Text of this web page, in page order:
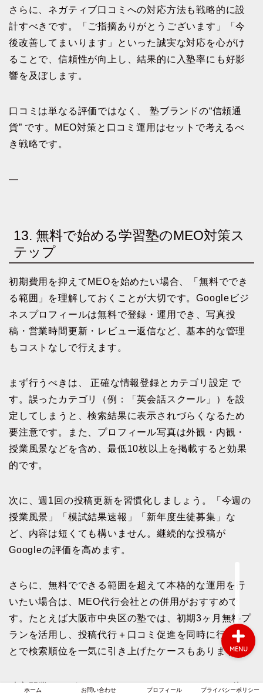
さらに、ネガティブ口コミへの対応方法も戦略的に設
計すべきです。「ご指摘ありがとうございます」「今
後改善してまいります」といった誠実な対応を心がけ
ることで、信頼性が向上し、結果的に入塾率にも好影
響を及ぼします。
口コミは単なる評価ではなく、 塾ブランドの“信頼通
貨” です。MEO対策と口コミ運用はセットで考えるべ
き戦略です。
—
13. 無料で始める学習塾のMEO対策ス
テップ
初期費用を抑えてMEOを始めたい場合、「無料ででき
る範囲」を理解しておくことが大切です。Googleビジ
ネスプロフィールは無料で登録・運用でき、写真投
稿・営業時間更新・レビュー返信など、基本的な管理
もコストなしで行えます。
まず行うべきは、 正確な情報登録とカテゴリ設定 で
す。誤ったカテゴリ（例：「英会話スクール」）を設
定してしまうと、検索結果に表示されづらくなるため
要注意です。また、プロフィール写真は外観・内観・
授業風景などを含め、最低10枚以上を掲載すると効果
的です。
次に、週1回の投稿更新を習慣化しましょう。「今週の
授業風景」「模試結果速報」「新年度生徒募集」な
ど、内容は短くても構いません。継続的な投稿が
Googleの評価を高めます。
さらに、無料でできる範囲を超えて本格的な運用を行
いたい場合は、MEO代行会社との併用がおすすめで
す。たとえば大阪市中央区の塾では、初期3ヶ月無料プ
ランを活用し、投稿代行＋口コミ促進を同時に行うこ
とで検索順位を一気に引き上げたケースもあります。
独立開業したばかりのオーナーや、フランチャイズ加
ホーム お問い合わせ プロフィール プライバシーポリシー
MENU
お問い合わせ
プライバシーポリシー